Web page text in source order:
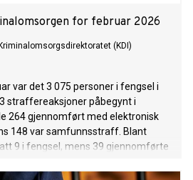
for februar 2026
Kriminalomsorgsdirektoratet (KDI)
var det 3 075 personer i fengsel i
straffereaksjoner påbegynt i
264 gjennomført med elektronisk
148 var samfunnsstraff. Blant
9 i fengsel, mens 39 gjennomførte